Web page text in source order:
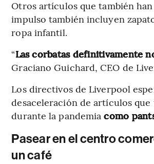
Otros artículos que también
impulso también incluyen
ropa infantil.
“Las corbatas definitivamente
Graciano Guichard, CEO de
Los directivos de Liverpool
desaceleración de artículos
durante la pandemiacomo
Pasear en el centro
un café